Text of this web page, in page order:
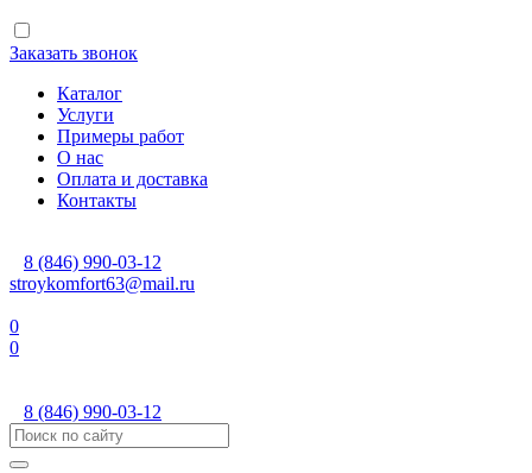
Заказать звонок
Каталог
Услуги
Примеры работ
О нас
Оплата и доставка
Контакты
8 (846) 990-03-12
stroykomfort63@mail.ru
0
0
8 (846) 990-03-12